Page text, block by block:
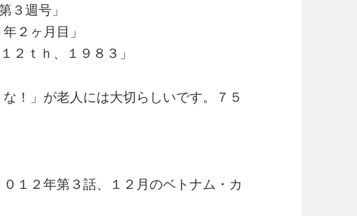
週号」
２ヶ月目」
ｔｈ、１９８３」
！」が老人には大切らしいです。７５
１２年第３話、１２月のベトナム・カ